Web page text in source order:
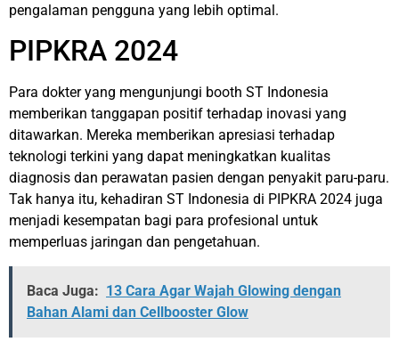
pengalaman pengguna yang lebih optimal.
PIPKRA 2024
Para dokter yang mengunjungi booth ST Indonesia
memberikan tanggapan positif terhadap inovasi yang
ditawarkan. Mereka memberikan apresiasi terhadap
teknologi terkini yang dapat meningkatkan kualitas
diagnosis dan perawatan pasien dengan penyakit paru-paru.
Tak hanya itu, kehadiran ST Indonesia di PIPKRA 2024 juga
menjadi kesempatan bagi para profesional untuk
memperluas jaringan dan pengetahuan.
Baca Juga: 13 Cara Agar Wajah Glowing dengan
Bahan Alami dan Cellbooster Glow